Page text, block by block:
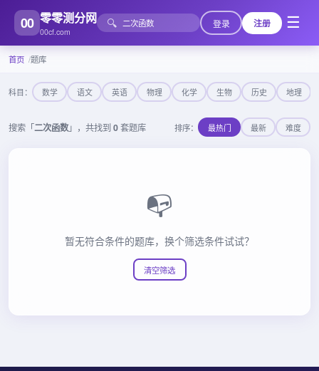
00 零零测分网
00cf.com
🔍 登录 注册 ☰
首页 题库
科目： 数学 语文 英语 物理 化学 生物 历史 地理
搜索「二次函数」，共找到0套题库 排序： 最热门 最新 难度
📭
暂无符合条件的题库，换个筛选条件试试？
清空筛选